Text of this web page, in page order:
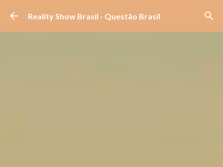
Pular para o conteúdo principal
Reality Show Brasil - Questão Brasil